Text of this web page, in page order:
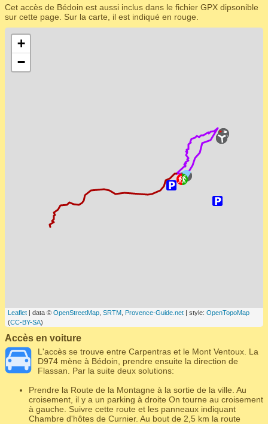
Cet accès de Bédoin est aussi inclus dans le fichier GPX dipsonible
sur cette page. Sur la carte, il est indiqué en rouge.
+
−
Leaflet | data © OpenStreetMap SRTM Provence-Guide.net | style: OpenTopoMap
(CC-BY-SA)
Accès en voiture
L'accès se trouve entre Carpentras et le Mont Ventoux. La
D974 mène à Bédoin, prendre ensuite la direction de
Flassan. Par la suite deux solutions:
Prendre la Route de la Montagne à la sortie de la ville. Au
croisement, il y a un parking à droite On tourne au croisement
à gauche. Suivre cette route et les panneaux indiquant
Chambre d'hôtes de Curnier. Au bout de 2,5 km la route